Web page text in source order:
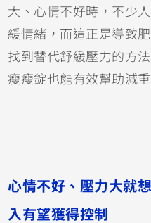
大、心情不好時，不少
緩情緒，而這正是導致
找到替代舒緩壓力的方
瘦瘦錠也能有效幫助減重
心情不好、壓力大就
入有望獲得控制